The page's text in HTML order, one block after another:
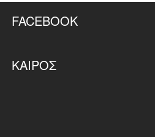
FACEBOOK
ΚΑΙΡΌΣ